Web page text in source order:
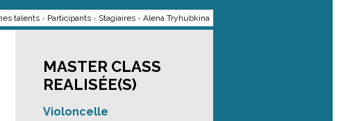
talents › Participants › Stagiaires › Alena Tryhubkina
MASTER CLASS
REALISÉE(S)
Violoncelle